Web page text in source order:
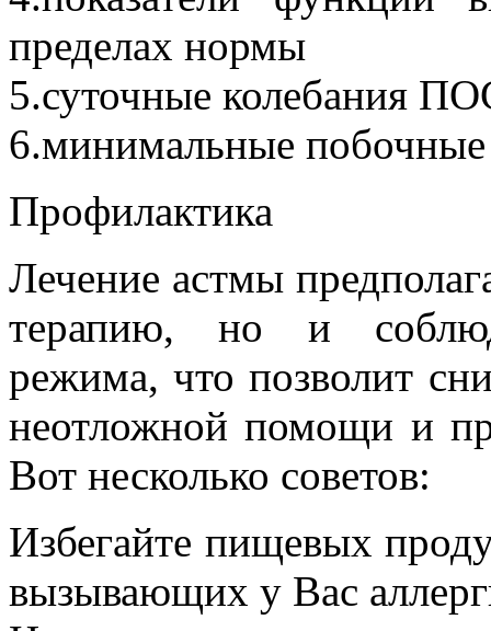
пределах нормы
5.суточные колебания
6.минимальные
Профилактика
Лечение астмы
терапию, но и
режима, что позволит
неотложной помощи и
Вот несколько советов:
Избегайте пищевых
вызывающих у Вас